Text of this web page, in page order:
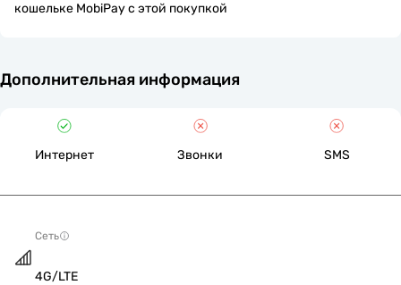
кошельке MobiPay с этой покупкой
Дополнительная информация
Интернет Звонки SMS
Сеть
4G/LTE